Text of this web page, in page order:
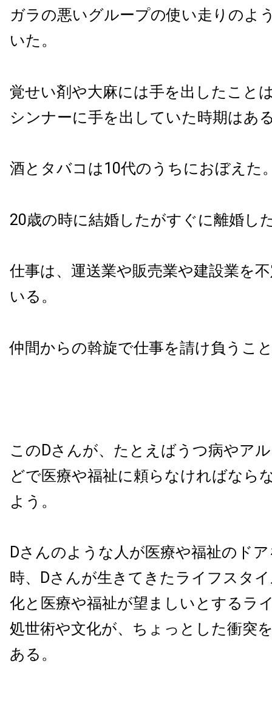
ガラの悪いグループの使い走りのよ
いた。
覚せい剤や大麻には手を出したこと
シンナーに手を出していた時期はあ
酒とタバコは10代のうちにおぼえた
20歳の時に結婚したがすぐに離婚し
仕事は、運送業や販売業や建設業を
いる。
仲間からの斡旋で仕事を請け負うこ
このDさんが、たとえばうつ病やア
どで医療や福祉に頼らなければなら
よう。
Dさんのような人が医療や福祉のド
時、Dさんが生きてきたライフスタ
化と医療や福祉が望ましいとするラ
処世術や文化が、ちょっとした衝突
ある。